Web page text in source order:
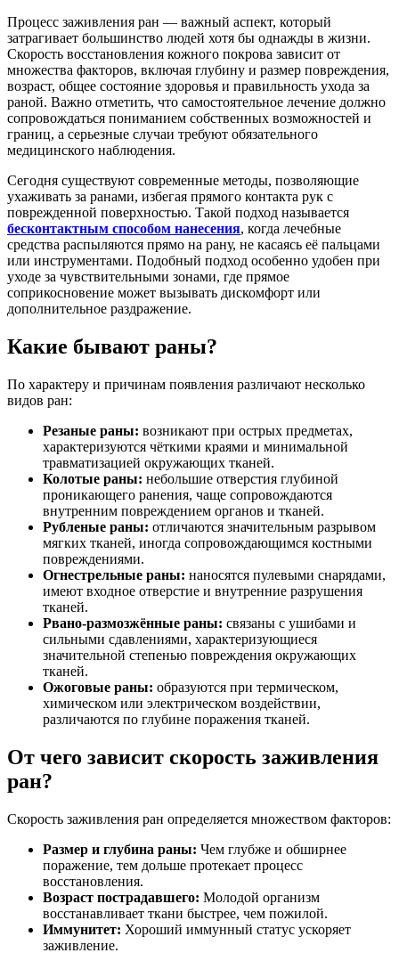
Процесс заживления ран — важный аспект, который
затрагивает большинство людей хотя бы однажды в жизни.
Скорость восстановления кожного покрова зависит от
множества факторов, включая глубину и размер повреждения,
возраст, общее состояние здоровья и правильность ухода за
раной. Важно отметить, что самостоятельное лечение должно
сопровождаться пониманием собственных возможностей и
границ, а серьезные случаи требуют обязательного
медицинского наблюдения.
Сегодня существуют современные методы, позволяющие
ухаживать за ранами, избегая прямого контакта рук с
поврежденной поверхностью. Такой подход называется
бесконтактным способом нанесения, когда лечебные
средства распыляются прямо на рану, не касаясь её пальцами
или инструментами. Подобный подход особенно удобен при
уходе за чувствительными зонами, где прямое
соприкосновение может вызывать дискомфорт или
дополнительное раздражение.
Какие бывают раны?
По характеру и причинам появления различают несколько
видов ран:
Резаные раны: возникают при острых предметах,
характеризуются чёткими краями и минимальной
травматизацией окружающих тканей.
Колотые раны: небольшие отверстия глубиной
проникающего ранения, чаще сопровождаются
внутренним повреждением органов и тканей.
Рубленые раны: отличаются значительным разрывом
мягких тканей, иногда сопровождающимся костными
повреждениями.
Огнестрельные раны: наносятся пулевыми снарядами,
имеют входное отверстие и внутренние разрушения
тканей.
Рвано-размозжённые раны: связаны с ушибами и
сильными сдавлениями, характеризующиеся
значительной степенью повреждения окружающих
тканей.
Ожоговые раны: образуются при термическом,
химическом или электрическом воздействии,
различаются по глубине поражения тканей.
От чего зависит скорость заживления
ран?
Скорость заживления ран определяется множеством факторов:
Размер и глубина раны: Чем глубже и обширнее
поражение, тем дольше протекает процесс
восстановления.
Возраст пострадавшего: Молодой организм
восстанавливает ткани быстрее, чем пожилой.
Иммунитет: Хороший иммунный статус ускоряет
заживление.